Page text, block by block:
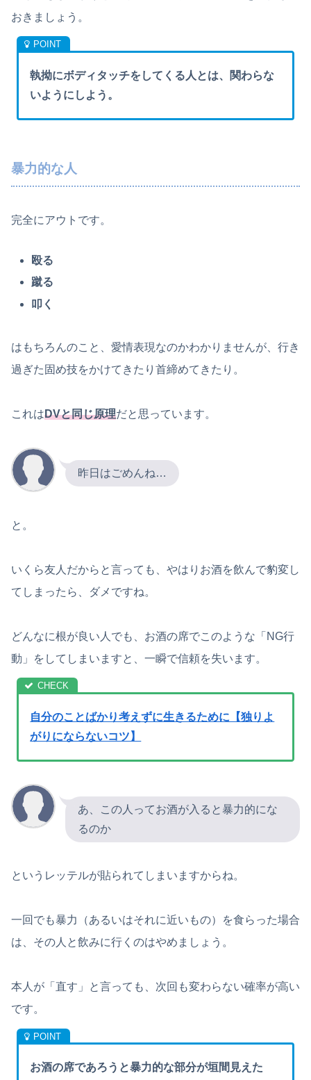
おきましょう。
執拗にボディタッチをしてくる人とは、関わらな
いようにしよう。
暴力的な人
完全にアウトです。
殴る
蹴る
叩く
はもちろんのこと、愛情表現なのかわかりませんが、行き
過ぎた固め技をかけてきたり首締めてきたり。
これはDVと同じ原理だと思っています。
昨日はごめんね…
と。
いくら友人だからと言っても、やはりお酒を飲んで豹変し
てしまったら、ダメですね。
どんなに根が良い人でも、お酒の席でこのような「NG行
動」をしてしまいますと、一瞬で信頼を失います。
自分のことばかり考えずに生きるために【独りよ
がりにならないコツ】
あ、この人ってお酒が入ると暴力的にな
るのか
というレッテルが貼られてしまいますからね。
一回でも暴力（あるいはそれに近いもの）を食らった場合
は、その人と飲みに行くのはやめましょう。
本人が「直す」と言っても、次回も変わらない確率が高い
です。
お酒の席であろうと暴力的な部分が垣間見えた